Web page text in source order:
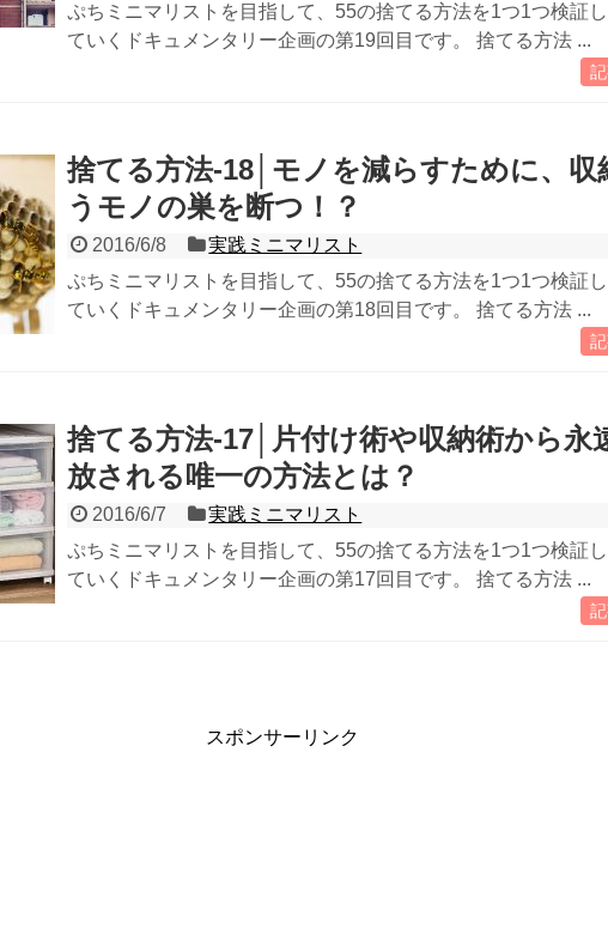
ぷちミニマリストを目指して、55の捨てる方法を1つ1つ検証
ていくドキュメンタリー企画の第19回目です。 捨てる方法 ...
捨てる方法-18│モノを減らすために、収
うモノの巣を断つ！？
2016/6/8
実践ミニマリスト
ぷちミニマリストを目指して、55の捨てる方法を1つ1つ検証
ていくドキュメンタリー企画の第18回目です。 捨てる方法 ...
捨てる方法-17│片付け術や収納術から永
放される唯一の方法とは？
2016/6/7
実践ミニマリスト
ぷちミニマリストを目指して、55の捨てる方法を1つ1つ検証
ていくドキュメンタリー企画の第17回目です。 捨てる方法 ...
スポンサーリンク